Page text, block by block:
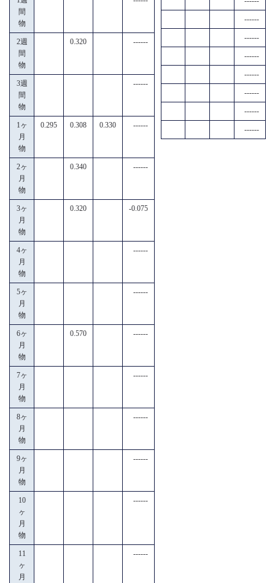
間
物
2週
間
物
0.320 ------
3週
間
物
------
1ヶ
月
物
0.295 0.308 0.330 ------
2ヶ
月
物
0.340 ------
3ヶ
月
物
0.320 -0.075
4ヶ
月
物
------
5ヶ
月
物
------
6ヶ
月
物
0.570 ------
7ヶ
月
物
------
8ヶ
月
物
------
9ヶ
月
物
------
10
ヶ
月
物
------
11
ヶ
月
------
------
------
------
------
------
------
------